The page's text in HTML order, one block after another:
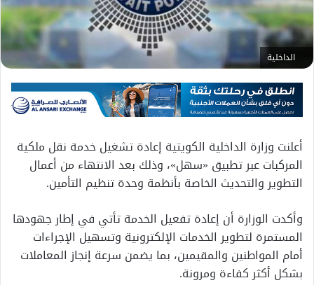
الداخلية
أعلنت وزارة الداخلية الكويتية إعادة تشغيل خدمة نقل ملكية
المركبات عبر تطبيق «سهل»، وذلك بعد الانتهاء من أعمال
التطوير والتحديث الخاصة بأنظمة وحدة تنظيم التأمين.
وأكدت الوزارة أن إعادة تفعيل الخدمة تأتي في إطار جهودها
المستمرة لتطوير الخدمات الإلكترونية وتسهيل الإجراءات
أمام المواطنين والمقيمين، بما يضمن سرعة إنجاز المعاملات
بشكل أكثر كفاءة ومرونة.